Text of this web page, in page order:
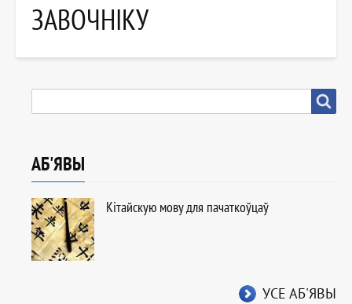
ЗАВОЧНІКУ
АБ'ЯВЫ
Кітайскую мову для пачаткоўцаў
УСЕ АБ'ЯВЫ